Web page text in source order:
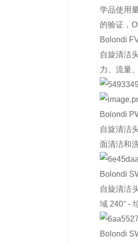
学品使用
的验证，
Bolondi
自旋清洁
力、流量
Bolondi
自旋清洁
面清洁和
Bolondi
自旋清洁
域 240° -
Bolondi